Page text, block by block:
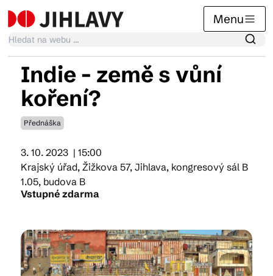
Menu
Kalendář akcí
Tradiční akce
Články
Praktické info
Indie - země s vůní
koření?
Přednáška
3. 10. 2023 | 15:00
Krajský úřad, Žižkova 57, Jihlava, kongresový sál B
1.05, budova B
Vstupné zdarma